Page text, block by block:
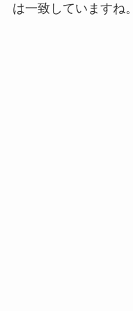
は一致していますね。